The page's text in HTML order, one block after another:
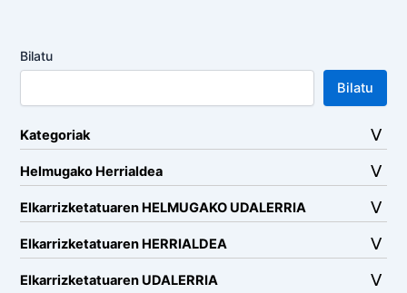
Bilatu
Bilatu
Kategoriak
Helmugako Herrialdea
Elkarrizketatuaren HELMUGAKO UDALERRIA
Elkarrizketatuaren HERRIALDEA
Elkarrizketatuaren UDALERRIA